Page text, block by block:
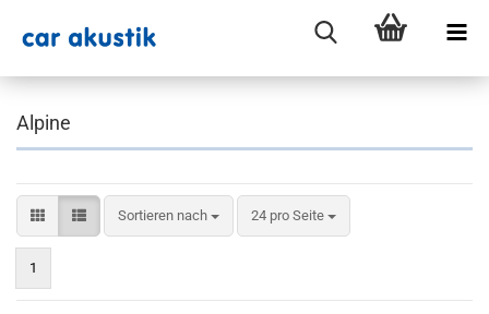
Alpine
Sortieren nach
Sortieren nach 24 pro Seite
pro Seite
1